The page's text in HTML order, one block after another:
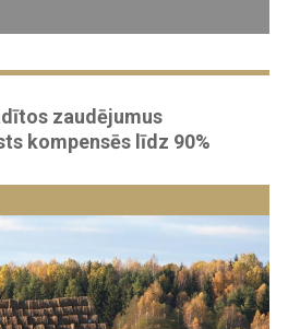
zaudējumus
kompensēs līdz 90%